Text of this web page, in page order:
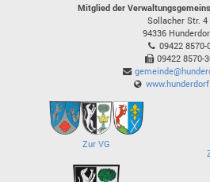
Mitglied der
Sollacher Str. 4
94336
09422 8570-
09422 8570-
Zur VG